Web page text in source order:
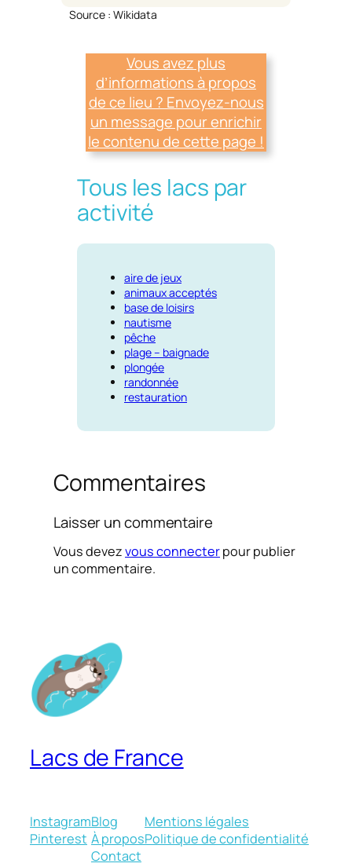
Source : Wikidata
Vous avez plus
d’informations à propos
de ce lieu ? Envoyez-nous
un message pour enrichir
le contenu de cette page !
Tous les lacs par
activité
aire de jeux
animaux acceptés
base de loisirs
nautisme
pêche
plage – baignade
plongée
randonnée
restauration
Commentaires
Laisser un commentaire
Vous devezvous connecterpour publier
un commentaire.
Lacs de France
Instagram
Pinterest
Blog
À propos
Contact
Mentions légales
Politique de confidentialité